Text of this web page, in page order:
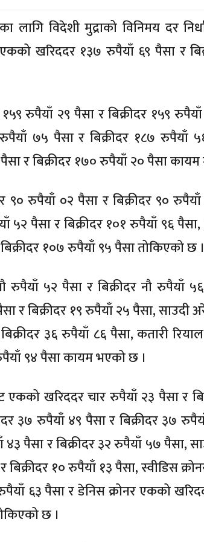
लागि विदेशी मुद्राको विनिमय दर
खरिददर १३७ रुपैयाँ ६९ पैसा र
रुपैयाँ २९ पैसा र बिक्रीदर १५९
७५ पैसा र बिक्रीदर १८७ रुपैयाँ
र बिक्रीदर १७० रुपैयाँ २० पैसा कायम
९० रुपैयाँ ०२ पैसा र बिक्रीदर ९०
पैसा र बिक्रीदर १०१ रुपैयाँ ९६
१०७ रुपैयाँ ९५ पैसा तोकिएको छ ।
रुपैयाँ ५२ पैसा र बिक्रीदर नौ रुपैयाँ
र बिक्रीदर १९ रुपैयाँ २५ पैसा, साउदी
३६ रुपैयाँ ८६ पैसा, कतारी
९४ पैसा कायम भएको छ ।
एकको खरिददर चार रुपैयाँ २३ पैसा र
३७ रुपैयाँ ४९ पैसा र बिक्रीदर ३७
पैसा र बिक्रीदर ३२ रुपैयाँ ५७ पैसा,
१० रुपैयाँ १३ पैसा, स्वीडिस
६३ पैसा र डेनिस क्रोनर एकको
छ ।